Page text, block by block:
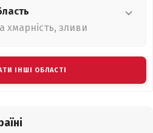
хмарність, зливи
ІНШІ ОБЛАСТІ